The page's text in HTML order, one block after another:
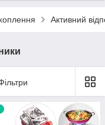
Активний